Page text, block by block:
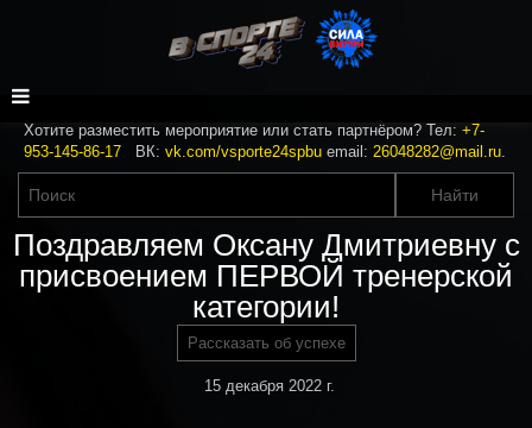
Хотите разместить мероприятие или стать партнёром? Тел: +7-
953-145-86-17 ВК: vk.com/vsporte24spbu email: 26048282@mail.ru.
Поздравляем Оксану Дмитриевну с
присвоением ПЕРВОЙ тренерской
категории!
Рассказать об успехе
15 декабря 2022 г.